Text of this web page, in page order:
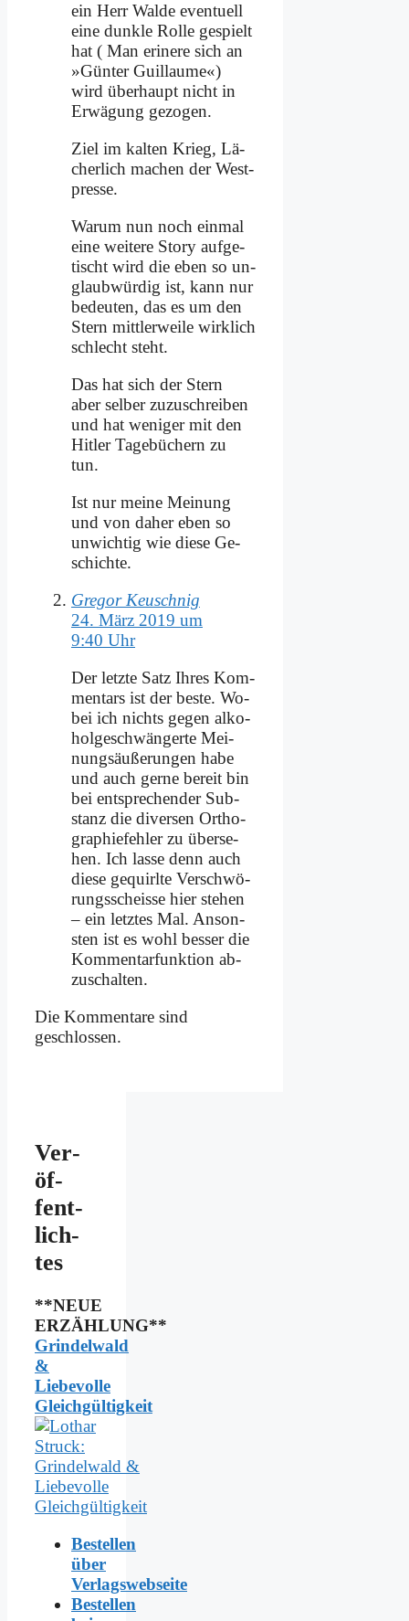
ein Herr Wal­de even­tu­ell
ei­ne dunk­le Rol­le ge­spielt
hat ( Man er­i­ne­re sich an
»Gün­ter Guil­laume«)
wird über­haupt nicht in
Er­wä­gung ge­zo­gen.
Ziel im kal­ten Krieg, Lä­
cher­lich ma­chen der West­
pres­se.
War­um nun noch ein­mal
ei­ne wei­te­re Sto­ry auf­ge­
tischt wird die eben so un­
glaub­wür­dig ist, kann nur
be­deu­ten, das es um den
Stern mitt­ler­wei­le wirk­lich
schlecht steht.
Das hat sich der Stern
aber sel­ber zu­zu­schrei­ben
und hat we­ni­ger mit den
Hit­ler Ta­ge­bü­chern zu
tun.
Ist nur mei­ne Mei­nung
und von da­her eben so
un­wich­tig wie die­se Ge­
schich­te.
Gregor Keuschnig
24. März 2019 um
9:40 Uhr
Der letz­te Satz Ih­res Kom­
men­tars ist der be­ste. Wo­
bei ich nichts ge­gen al­ko­
hol­ge­schwän­ger­te Mei­
nungs­äu­ße­run­gen ha­be
und auch ger­ne be­reit bin
bei ent­spre­chen­der Sub­
stanz die di­ver­sen Or­tho­
gra­phie­feh­ler zu über­se­
hen. Ich las­se denn auch
die­se ge­quirl­te Ver­schwö­
rungs­schei­sse hier ste­hen
– ein letz­tes Mal. An­son­
sten ist es wohl bes­ser die
Kom­men­tar­funk­ti­on ab­
zu­schal­ten.
Die Kommentare sind
geschlossen.
Ver­
öf­
fent­
lich­
tes
**NEUE
ERZÄHLUNG**
Grindelwald
&
Liebevolle
Gleichgültigkeit
Bestellen
über
Verlagswebseite
Bestellen